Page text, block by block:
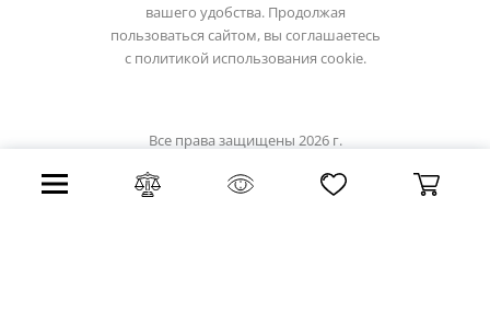
вашего удобства. Продолжая
пользоваться сайтом, вы соглашаетесь
с политикой использования cookie.
Все права защищены 2026 г.